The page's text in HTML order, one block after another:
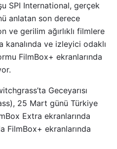
SPI International, gerçek
anlatan son derece
ve gerilim ağırlıklı filmlere
kanalında ve izleyici odaklı
FilmBox+ ekranlarında
Geceyarısı
25 Mart günü Türkiye
Extra ekranlarında
FilmBox+ ekranlarında